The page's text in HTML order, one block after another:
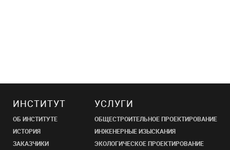
ИНСТИТУТ
ОБ ИНСТИТУТЕ
ИСТОРИЯ
ЗАКАЗЧИКИ
УСЛУГИ
ОБЩЕСТРОИТЕЛЬНОЕ ПРОЕКТИРОВАНИЕ
ИНЖЕНЕРНЫЕ ИЗЫСКАНИЯ
ЭКОЛОГИЧЕСКОЕ ПРОЕКТИРОВАНИЕ